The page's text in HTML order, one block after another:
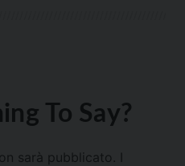
To Say?
sarà pubblicato.